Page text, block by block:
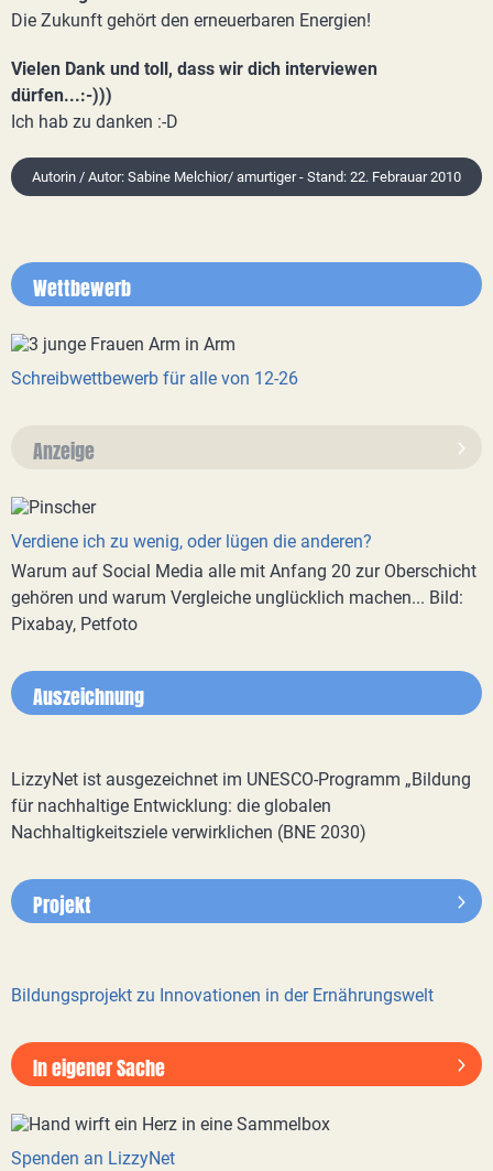
Die Zukunft gehört den erneuerbaren Energien!
Vielen Dank und toll, dass wir dich interviewen
dürfen...:-)))
Ich hab zu danken :-D
Autorin / Autor: Sabine Melchior/ amurtiger - Stand: 22. Febrauar 2010
Wettbewerb
Schreibwettbewerb für alle von 12-26
Anzeige
Verdiene ich zu wenig, oder lügen die anderen?
Warum auf Social Media alle mit Anfang 20 zur Oberschicht
gehören und warum Vergleiche unglücklich machen... Bild:
Pixabay, Petfoto
Auszeichnung
LizzyNet ist ausgezeichnet im UNESCO-Programm „Bildung
für nachhaltige Entwicklung: die globalen
Nachhaltigkeitsziele verwirklichen (BNE 2030)
Projekt
Bildungsprojekt zu Innovationen in der Ernährungswelt
In eigener Sache
Spenden an LizzyNet